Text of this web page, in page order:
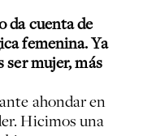
da cuenta de
femenina. Ya
ser mujer, más
ahondar en
Hicimos una